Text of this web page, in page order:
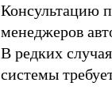
Консультацию
менеджеров
В редких
системы